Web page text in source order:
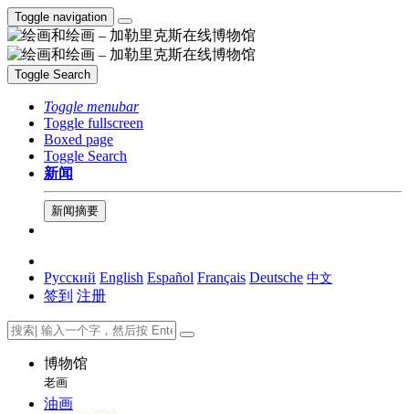
Toggle navigation
Toggle Search
Toggle menubar
Toggle fullscreen
Boxed page
Toggle Search
新闻
新闻摘要
Русский English Español Français Deutsche 中文
签到 注册
博物馆
老画
油画